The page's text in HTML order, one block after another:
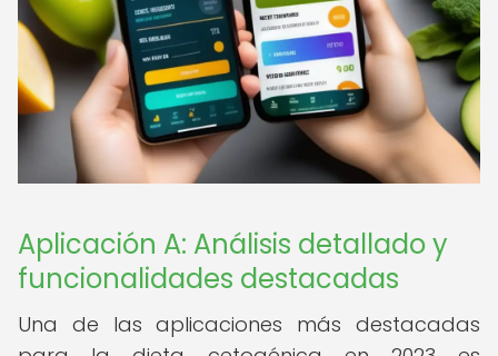
Aplicación A: Análisis detallado y
funcionalidades destacadas
Una de las aplicaciones más destacadas